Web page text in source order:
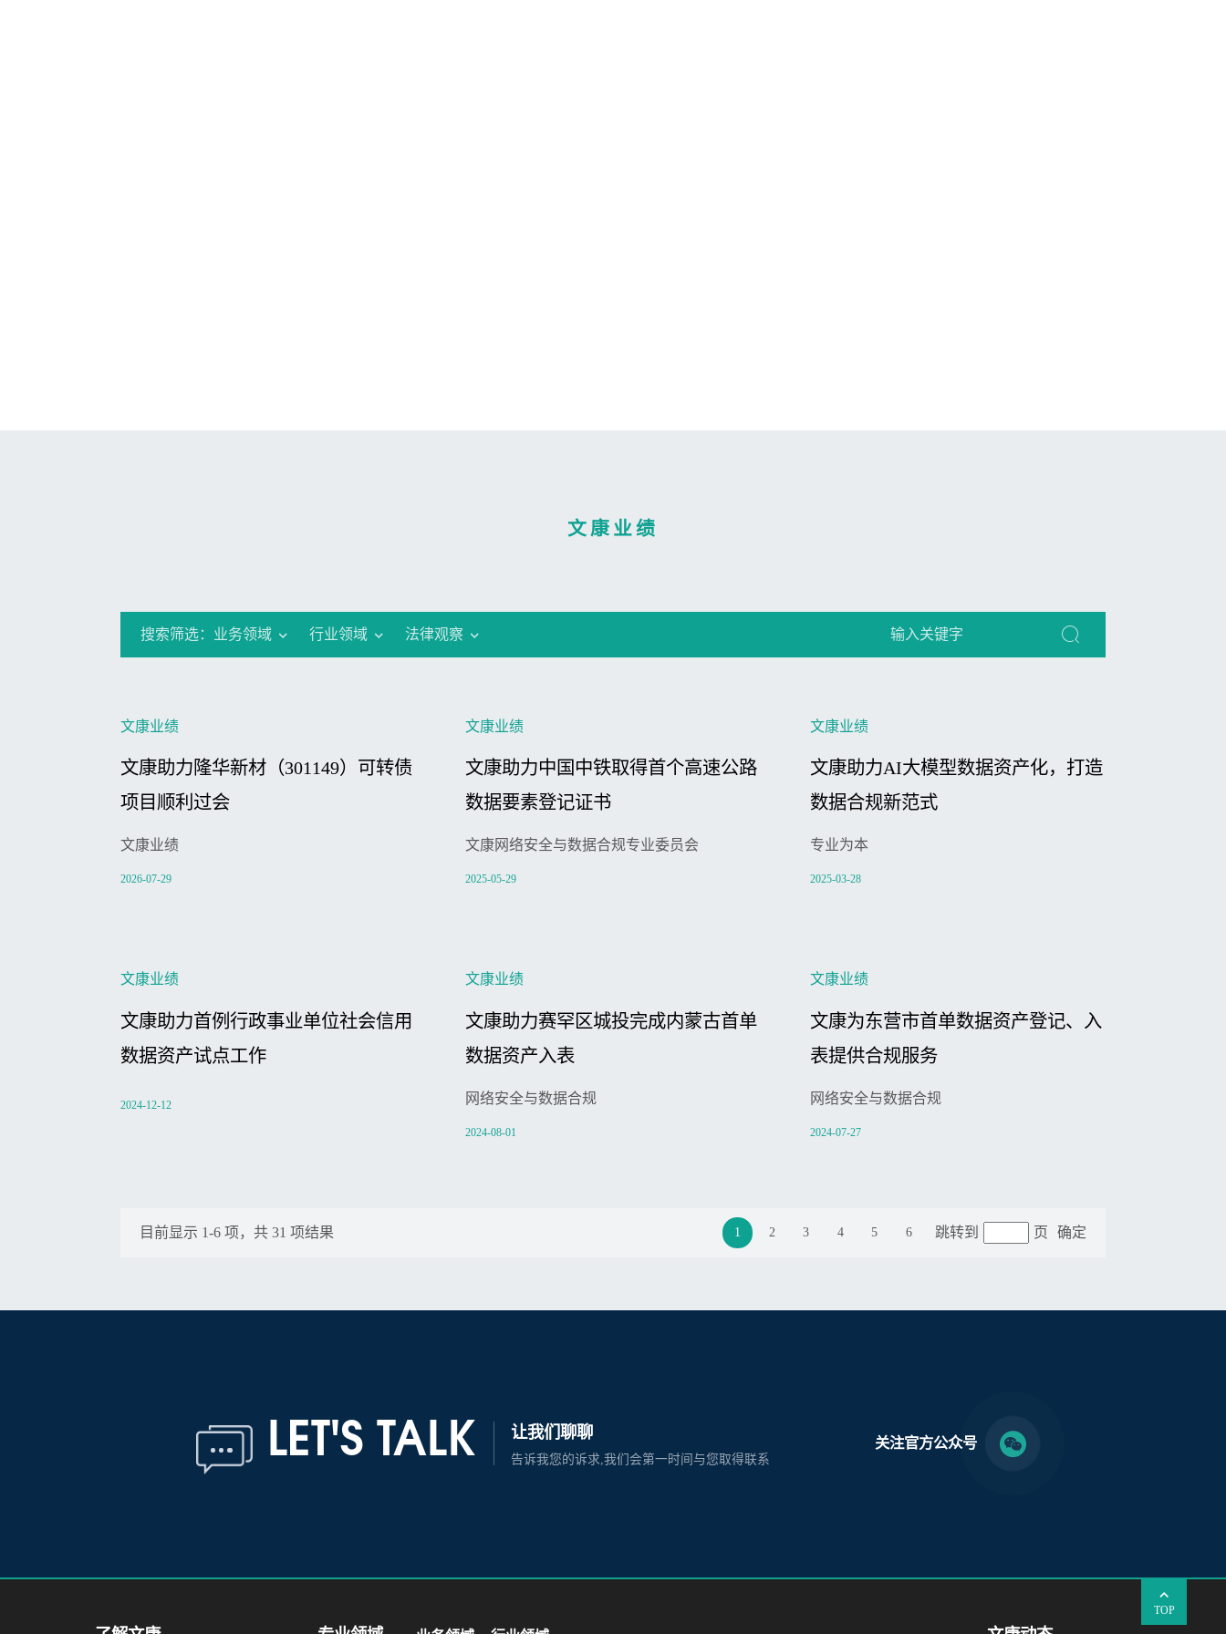
文康业绩
搜索筛选： 业务领域 行业领域 法律观察
文康业绩
文康助力隆华新材（301149）可转债
项目顺利过会
文康业绩
2026-07-29
文康业绩
文康助力中国中铁取得首个高速公路
数据要素登记证书
文康网络安全与数据合规专业委员会
2025-05-29
文康业绩
文康助力AI大模型数据资产化，打造
数据合规新范式
专业为本
2025-03-28
文康业绩
文康助力首例行政事业单位社会信用
数据资产试点工作
2024-12-12
文康业绩
文康助力赛罕区城投完成内蒙古首单
数据资产入表
网络安全与数据合规
2024-08-01
文康业绩
文康为东营市首单数据资产登记、入
表提供合规服务
网络安全与数据合规
2024-07-27
目前显示 1-6项，共 31 项结果 1 2 3 4 5 6 跳转到 页 确定
LET'S TALK 让我们聊聊
告诉我您的诉求,我们会第一时间与您取得联系
关注官方公众号
TOP